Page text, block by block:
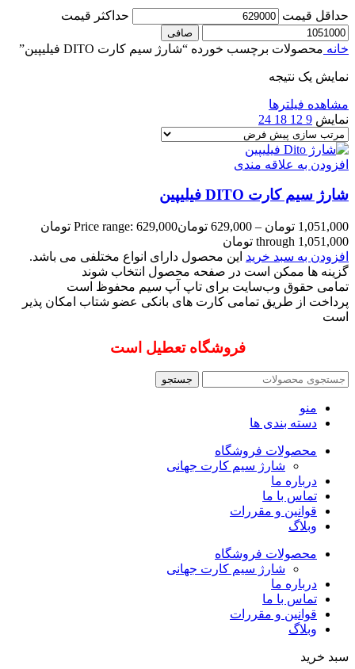
حداقل قیمت حداكثر قيمت
صافی
خانه محصولات برچسب خورده “شارژ سیم کارت DITO فیلیپین”
نمایش یک نتیجه
مشاهده فیلترها
نمایش 9
12
18
24
افزودن به علاقه مندی
شارژ سیم کارت DITO فیلیپین
1,051,000 تومان –
629,000 تومان
Price range: 629,000 تومان
through 1,051,000 تومان
افزودن به سبد خرید این محصول دارای انواع مختلفی می باشد.
گزینه ها ممکن است در صفحه محصول انتخاب شوند
تمامی حقوق وب‌سایت برای تاپ آپ سیم محفوظ است
پرداخت از طریق تمامی کارت های بانکی عضو شتاب امکان پذیر
است
فروشگاه تعطیل است
جستجو
منو
دسته بندی ها
محصولات فروشگاه
شارژ سیم کارت جهانی
درباره ما
تماس با ما
قوانین و مقررات
وبلاگ
محصولات فروشگاه
شارژ سیم کارت جهانی
درباره ما
تماس با ما
قوانین و مقررات
وبلاگ
سبد خرید